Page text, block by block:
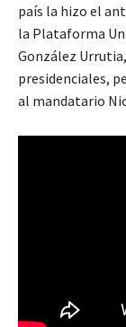
país la hizo el
la Plataforma
González
presidenciales,
al mandatario